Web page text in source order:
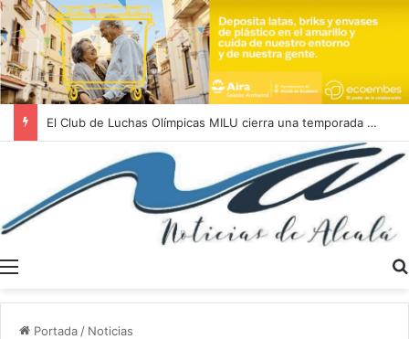
Los nadadores del Club Natación Alcalá han firmado una actuación sobresaliente en el Campeonato de Andalucía Absoluto
Portada / Noticias